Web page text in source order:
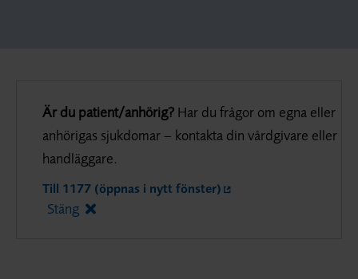
Är du patient/anhörig? Har du frågor om egna eller
anhörigas sjukdomar – kontakta din vårdgivare eller
handläggare.
Till 1177 (öppnas i nytt fönster)
Stäng